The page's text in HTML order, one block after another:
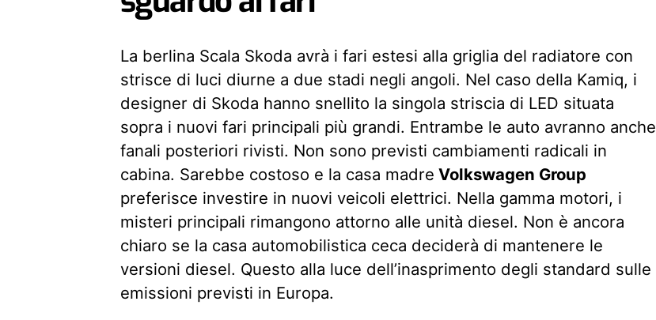
La berlina Scala Skoda avrà i fari estesi alla griglia del radiatore con
strisce di luci diurne a due stadi negli angoli. Nel caso della Kamiq, i
designer di Skoda hanno snellito la singola striscia di LED situata
sopra i nuovi fari principali più grandi. Entrambe le auto avranno anche
fanali posteriori rivisti. Non sono previsti cambiamenti radicali in
cabina. Sarebbe costoso e la casa madre Volkswagen Group
preferisce investire in nuovi veicoli elettrici. Nella gamma motori, i
misteri principali rimangono attorno alle unità diesel. Non è ancora
chiaro se la casa automobilistica ceca deciderà di mantenere le
versioni diesel. Questo alla luce dell’inasprimento degli standard sulle
emissioni previsti in Europa.